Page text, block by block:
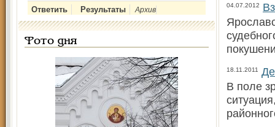
Архив
Фото дня
04.07.2012
18.11.2011
В поле